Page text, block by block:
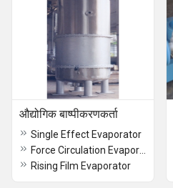
औद्योगिक बाष्पीकरणकर्ता
Single Effect Evaporator
Rising Film Evaporator